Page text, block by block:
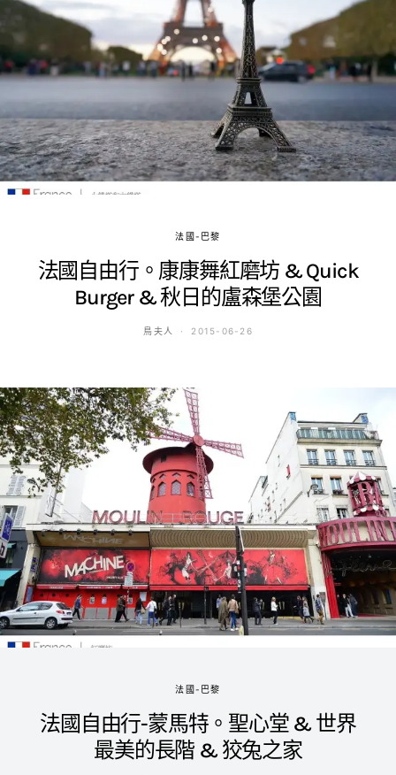
法國-巴黎
法國自由行。康康舞紅磨坊 & Quick
Burger & 秋日的盧森堡公園
鳥夫人 2015-06-26
法國-巴黎
法國自由行-蒙馬特。聖心堂 & 世界
最美的長階 & 狡兔之家